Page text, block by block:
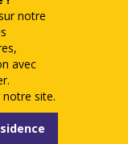
notre
avec
notre site.